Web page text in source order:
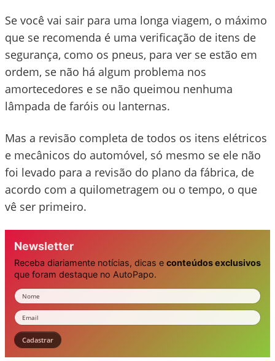
Se você vai sair para uma longa viagem, o máximo
que se recomenda é uma verificação de itens de
segurança, como os pneus, para ver se estão em
ordem, se não há algum problema nos
amortecedores e se não queimou nenhuma
lâmpada de faróis ou lanternas.
Mas a revisão completa de todos os itens elétricos
e mecânicos do automóvel, só mesmo se ele não
foi levado para a revisão do plano da fábrica, de
acordo com a quilometragem ou o tempo, o que
vê ser primeiro.
Newsletter
Receba diariamente notícias, dicas e conteúdos exclusivos
que foram destaque no AutoPapo.
Nome
Email
Cadastrar